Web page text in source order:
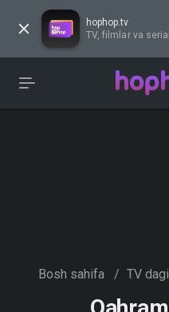
hophop.tv
TV, filmlar va
Bosh sahifa / TV